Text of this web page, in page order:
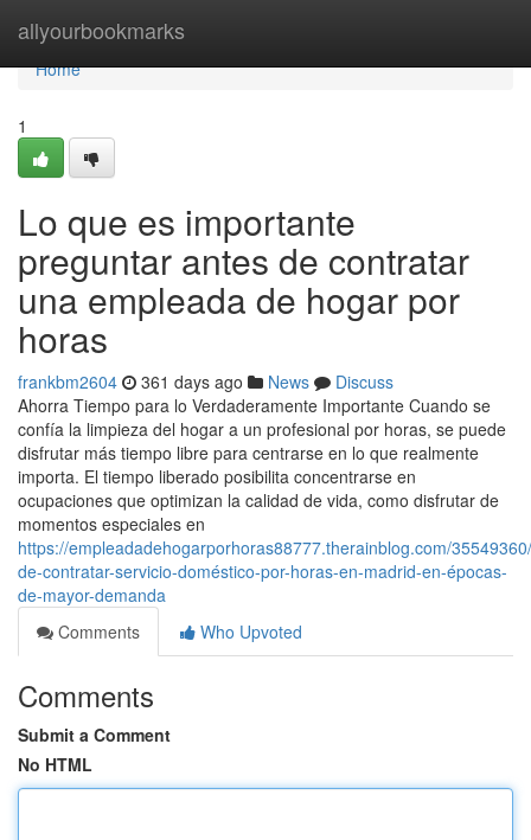
allyourbookmarks
Home
Home
1
Lo que es importante
preguntar antes de contratar
una empleada de hogar por
horas
frankbm2604 361 days ago News
Discuss
Ahorra Tiempo para lo Verdaderamente Importante Cuando se
confía la limpieza del hogar a un profesional por horas, se puede
disfrutar más tiempo libre para centrarse en lo que realmente
importa. El tiempo liberado posibilita concentrarse en
ocupaciones que optimizan la calidad de vida, como disfrutar de
momentos especiales en
https://empleadadehogarporhoras88777.therainblog.com/
de-contratar-servicio-doméstico-por-horas-en-madrid-en-épocas-
de-mayor-demanda
Comments
Who Upvoted
Comments
Submit a Comment
No HTML